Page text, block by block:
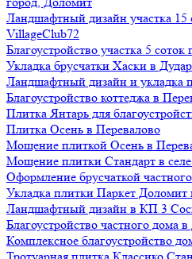
Ландшафтный дизайн участка 15
VillageClub72
Благоустройство участка 5
Укладка брусчатки Хаски в
Ландшафтный дизайн и укладка
Благоустройство коттеджа в
Плитка Янтарь для
Плитка Осень в Перевалово
Мощение плиткой Осень в
Мощение плитки Стандарт в селе
Оформление брусчаткой
Укладка плитки Паркет Доломит
Ландшафтный дизайн в КП 3
Благоустройство частного дома
Комплексное благоустройство